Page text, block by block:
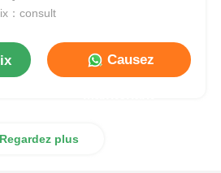
：consult
Causez
Regardez plus